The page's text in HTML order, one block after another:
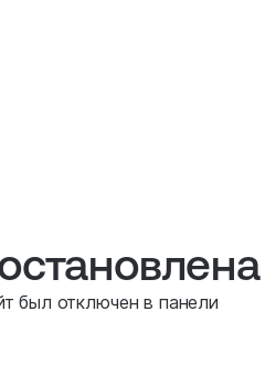
был отключен в панели